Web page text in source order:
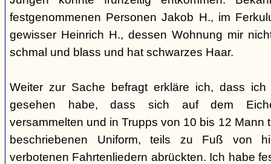
festgenommenen Personen Jakob H., im
gewisser Heinrich H., dessen Wohnung mir
schmal und blass und hat schwarzes Haar.
Weiter zur Sache befragt erkläre ich, dass
gesehen habe, dass sich auf dem
versammelten und in Trupps von 10 bis 12 Mann
beschriebenen Uniform, teils zu Fuß von
verbotenen Fahrtenliedern abrückten. Ich habe